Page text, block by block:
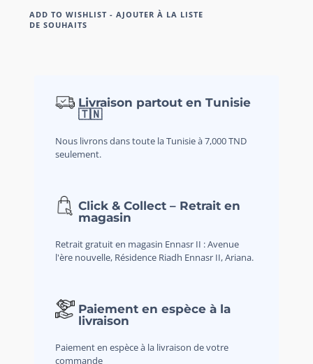
ADD TO WISHLIST - AJOUTER À LA LISTE
DE SOUHAITS
Livraison partout en Tunisie
🇹🇳
Nous livrons dans toute la Tunisie à 7,000 TND
seulement.
Click & Collect – Retrait en
magasin
Retrait gratuit en magasin Ennasr II : Avenue
l'ère nouvelle, Résidence Riadh Ennasr II, Ariana.
Paiement en espèce à la
livraison
Paiement en espèce à la livraison de votre
commande